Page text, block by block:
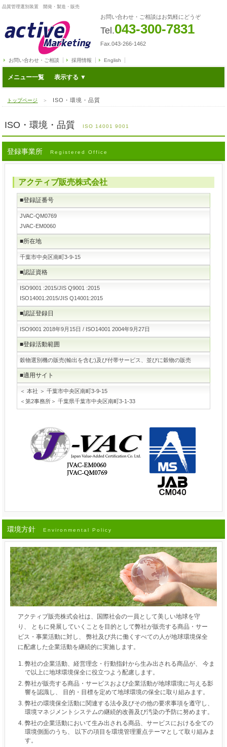
品質管理選別装置 開発・製造・販売
お問い合わせ・ご相談はお気軽にどうぞ
Tel.043-300-7831
Fax.043-266-1462
お問い合わせ・ご相談 採用情報 English
メニュー一覧
トップページ ＞ ISO・環境・品質
ISO・環境・品質 ISO 14001 9001
登録事業所 Registered Office
アクティブ販売株式会社
■登録証番号
JVAC-QM0769
JVAC-EM0060
■所在地
千葉市中央区南町3-9-15
■認証資格
ISO9001 :2015/JIS Q9001 :2015
ISO14001:2015/JIS Q14001:2015
■認証登録日
ISO9001 2018年9月15日 / ISO14001 2004年9月27日
■登録活動範囲
穀物選別機の販売(輸出を含む)及び付帯サービス、並びに穀物の販売
■適用サイト
＜ 本社 ＞ 千葉市中央区南町3-9-15
＜第2事務所＞ 千葉県千葉市中央区南町3-1-33
環境方針 Environmental Policy
アクティブ販売株式会社は、国際社会の一員として美しい地球を守
り、 ともに発展していくことを目的として弊社が販売する商品・サー
ビス・事業活動に対し、 弊社及び共に働くすべての人が地球環境保全
に配慮した企業活動を継続的に実施します。
弊社の企業活動、経営理念・行動指針から生み出される商品が、 今ま
で以上に地球環境保全に役立つよう配慮します。
弊社が販売する商品・サービスおよび企業活動が地球環境に与える影
響を認識し、 目的・目標を定めて地球環境の保全に取り組みます。
弊社の環境保全活動に関連する法令及びその他の要求事項を遵守し、
環境マネジメントシステムの継続的改善及び汚染の予防に努めます。
弊社の企業活動において生み出される商品、サービスにおける全ての
環境側面のうち、 以下の項目を環境管理重点テーマとして取り組みま
す。